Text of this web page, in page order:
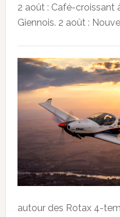
2 août : Café-croissant
Giennois. 2 août :
autour des Rotax 4-